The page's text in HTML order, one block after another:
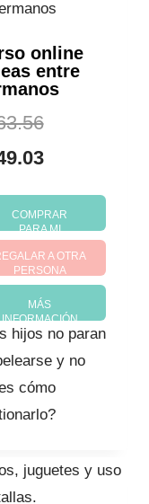
online
entre
El
precio
original
era:
$763.56.
El
precio
actual
es:
$649.03.
COMPRAR
PARA MI
A OTRA
PERSONA
MÁS
INFORMACIÓN
hijos no paran
y no
cómo